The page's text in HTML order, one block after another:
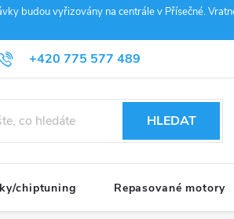
budou vyřizovány na centrále v Přísečné.
+420 775 577 489
info@janousek-motorsport.cz
podmínky Reklamace
HLEDAT
chiptuning Repasované motory